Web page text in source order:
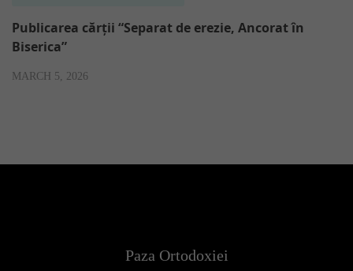
Publicarea cărții “Separat de erezie, Ancorat în
Biserica”
MARCH 5, 2026
Paza Ortodoxiei